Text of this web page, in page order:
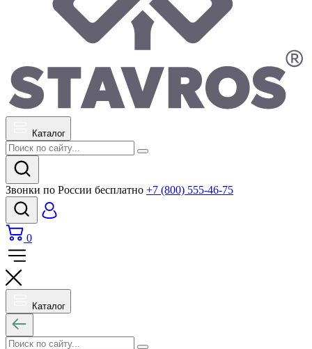
Каталог
Звонки по России бесплатно +7 (800) 555-46-75
0
Каталог